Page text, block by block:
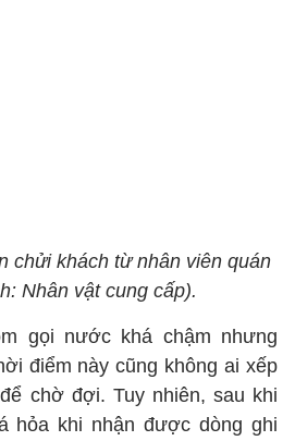
chửi khách từ nhân viên quán
Nhân vật cung cấp).
gọi nước khá chậm nhưng
điểm này cũng không ai xếp
chờ đợi. Tuy nhiên, sau khi
hỏa khi nhận được dòng ghi